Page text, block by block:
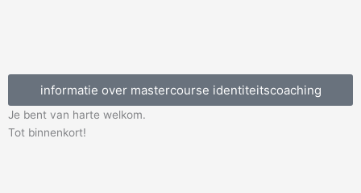
informatie over mastercourse identiteitscoaching
Je bent van harte welkom.
Tot binnenkort!